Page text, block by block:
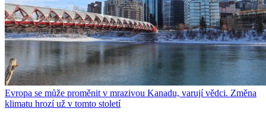
Evropa se může proměnit v mrazivou Kanadu, varují vědci. Změna
klimatu hrozí už v tomto století